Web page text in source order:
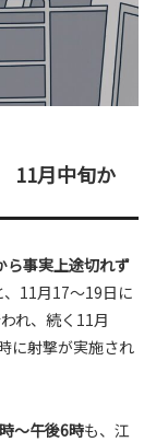
11月中旬か
ら事実上途切れず
11月17〜19日に
れ、続く11月
に射撃が実施され
〜午後6時も、江